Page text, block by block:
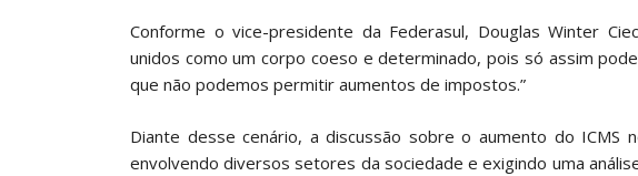
Conforme o vice-presidente da Federasul, Douglas Winter
unidos como um corpo coeso e determinado, pois só assim
que não podemos permitir aumentos de impostos.”
Diante desse cenário, a discussão sobre o aumento do ICMS
envolvendo diversos setores da sociedade e exigindo uma